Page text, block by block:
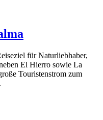
für Naturliebhaber,
El Hierro sowie La
Touristenstrom zum